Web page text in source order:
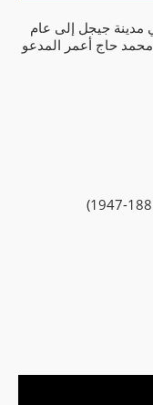
مدينة جيجل إلى عام
حاج أعمر المدعو